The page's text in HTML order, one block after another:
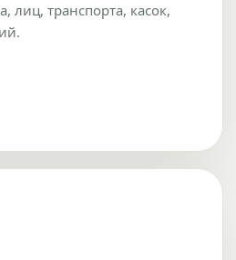
лиц, транспорта, касок,